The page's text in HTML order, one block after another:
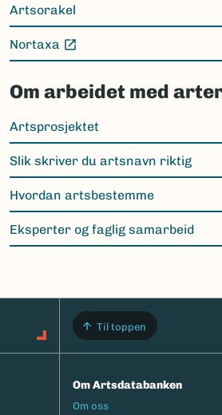
Artsorakel
Nortaxa
(Ekstern lenke)
Om arbeidet med
Artsprosjektet
Slik skriver du artsnavn riktig
Hvordan artsbestemme
Eksperter og faglig samarbeid
Til toppen
Om Artsdatabanken
Footermeny
Om oss